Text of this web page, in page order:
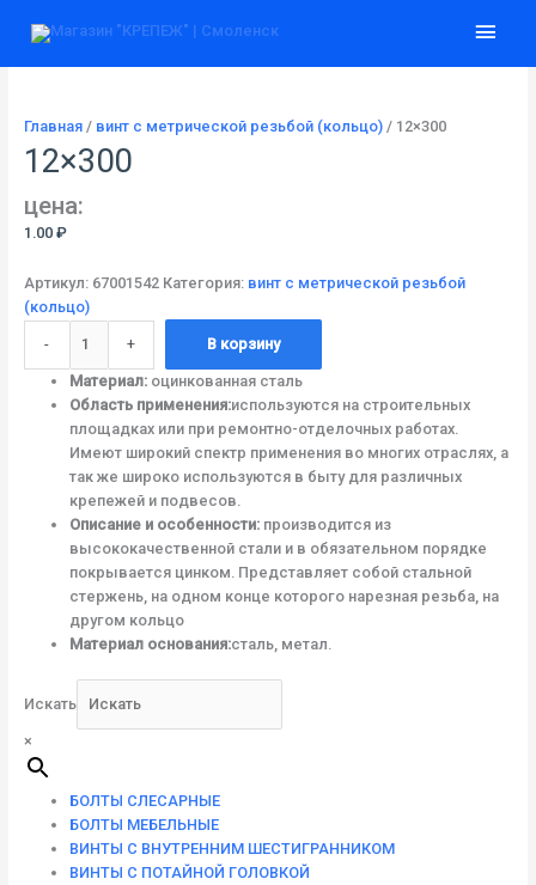
Главная/ винт c метрической резьбой (кольцо)/ 12×300
12×300
цена:
1.00 ₽
Артикул: 67001542 Категория: винт c метрической резьбой
(кольцо)
-
товара
+ В корзину
Материал:оцинкованная сталь
Область применения:используются на строительных
площадках или при ремонтно-отделочных работах.
Имеют широкий спектр применения во многих отраслях, а
так же широко используются в быту для различных
крепежей и подвесов.
Описание и особенности:производится из
высококачественной стали и в обязательном порядке
покрывается цинком. Представляет собой стальной
стержень, на одном конце которого нарезная резьба, на
другом кольцо
Материал основания:сталь, метал.
Искать
×
БОЛТЫ СЛЕСАРНЫЕ
БОЛТЫ МЕБЕЛЬНЫЕ
ВИНТЫ С ВНУТРЕННИМ ШЕСТИГРАННИКОМ
ВИНТЫ С ПОТАЙНОЙ ГОЛОВКОЙ